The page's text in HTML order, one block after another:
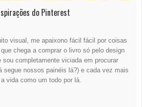
do Pinterest
visual, me apaixono fácil fácil por coisas
chega a comprar o livro só pelo design
completamente viciada em procurar
segue nossos painéis lá?) e cada vez mais
vida como um todo por lá.